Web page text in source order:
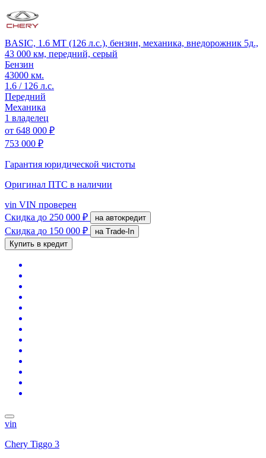
BASIC, 1.6 MT (126 л.с.), бензин, механика, внедорожник 5д.,
43 000 км, передний, серый
Бензин
43000 км.
1.6 / 126 л.с.
Передний
Механика
1 владелец
от 648 000 ₽
753 000 ₽
Гарантия юридической чистоты
Оригинал ПТС в наличии
vin VIN проверен
Скидка до 250 000 ₽ на автокредит
Скидка до 150 000 ₽
на Trade-In
Купить в кредит
vin
Chery Tiggo 3